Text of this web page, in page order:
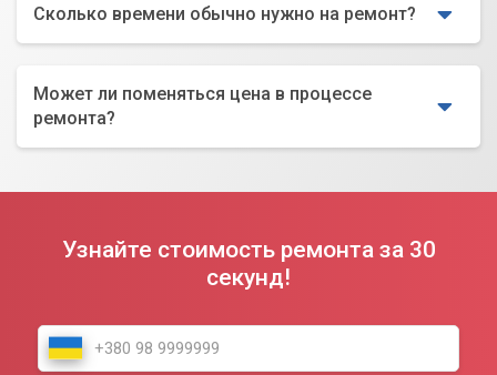
Сколько времени обычно нужно на ремонт?
Может ли поменяться цена в процессе
ремонта?
Узнайте стоимость ремонта за 30
секунд!